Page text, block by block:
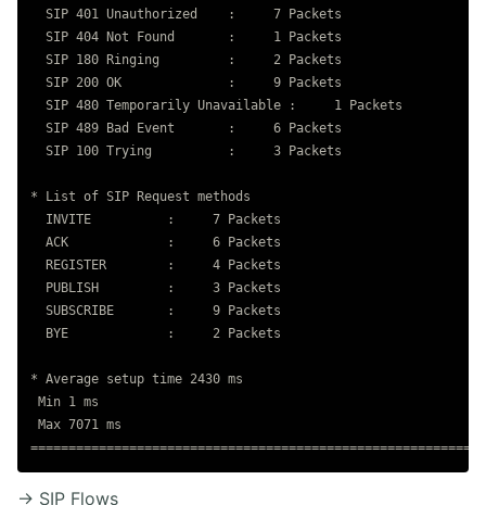
  SIP 401 Unauthorized    :     7 Packets
  SIP 404 Not Found       :     1 Packets
  SIP 180 Ringing         :     2 Packets
  SIP 200 OK              :     9 Packets
  SIP 480 Temporarily Unavailable :     1 Packets
  SIP 489 Bad Event       :     6 Packets
  SIP 100 Trying          :     3 Packets
* List of SIP Request methods
  INVITE          :     7 Packets
  ACK             :     6 Packets
  REGISTER        :     4 Packets
  PUBLISH         :     3 Packets
  SUBSCRIBE       :     9 Packets
  BYE             :     2 Packets
* Average setup time 2430 ms
Min 1 ms
Max 7071 ms
→ SIP Flows